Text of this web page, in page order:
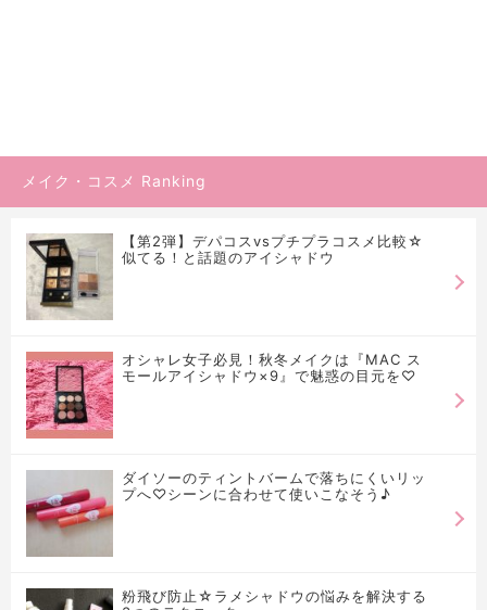
メイク・コスメ Ranking
【第2弾】デパコスvsプチプラコスメ比較☆
似てる！と話題のアイシャドウ
オシャレ女子必見！秋冬メイクは『MAC ス
モールアイシャドウ×9』で魅惑の目元を♡
ダイソーのティントバームで落ちにくいリッ
プへ♡シーンに合わせて使いこなそう♪
粉飛び防止☆ラメシャドウの悩みを解決する